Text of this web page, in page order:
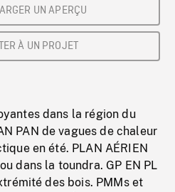
UN APERÇU
À UN PROJET
dans la région du
PAN de vagues de chaleur
en été. PLAN AÉRIEN
dans la toundra. GP EN PL
des bois. PMMs et